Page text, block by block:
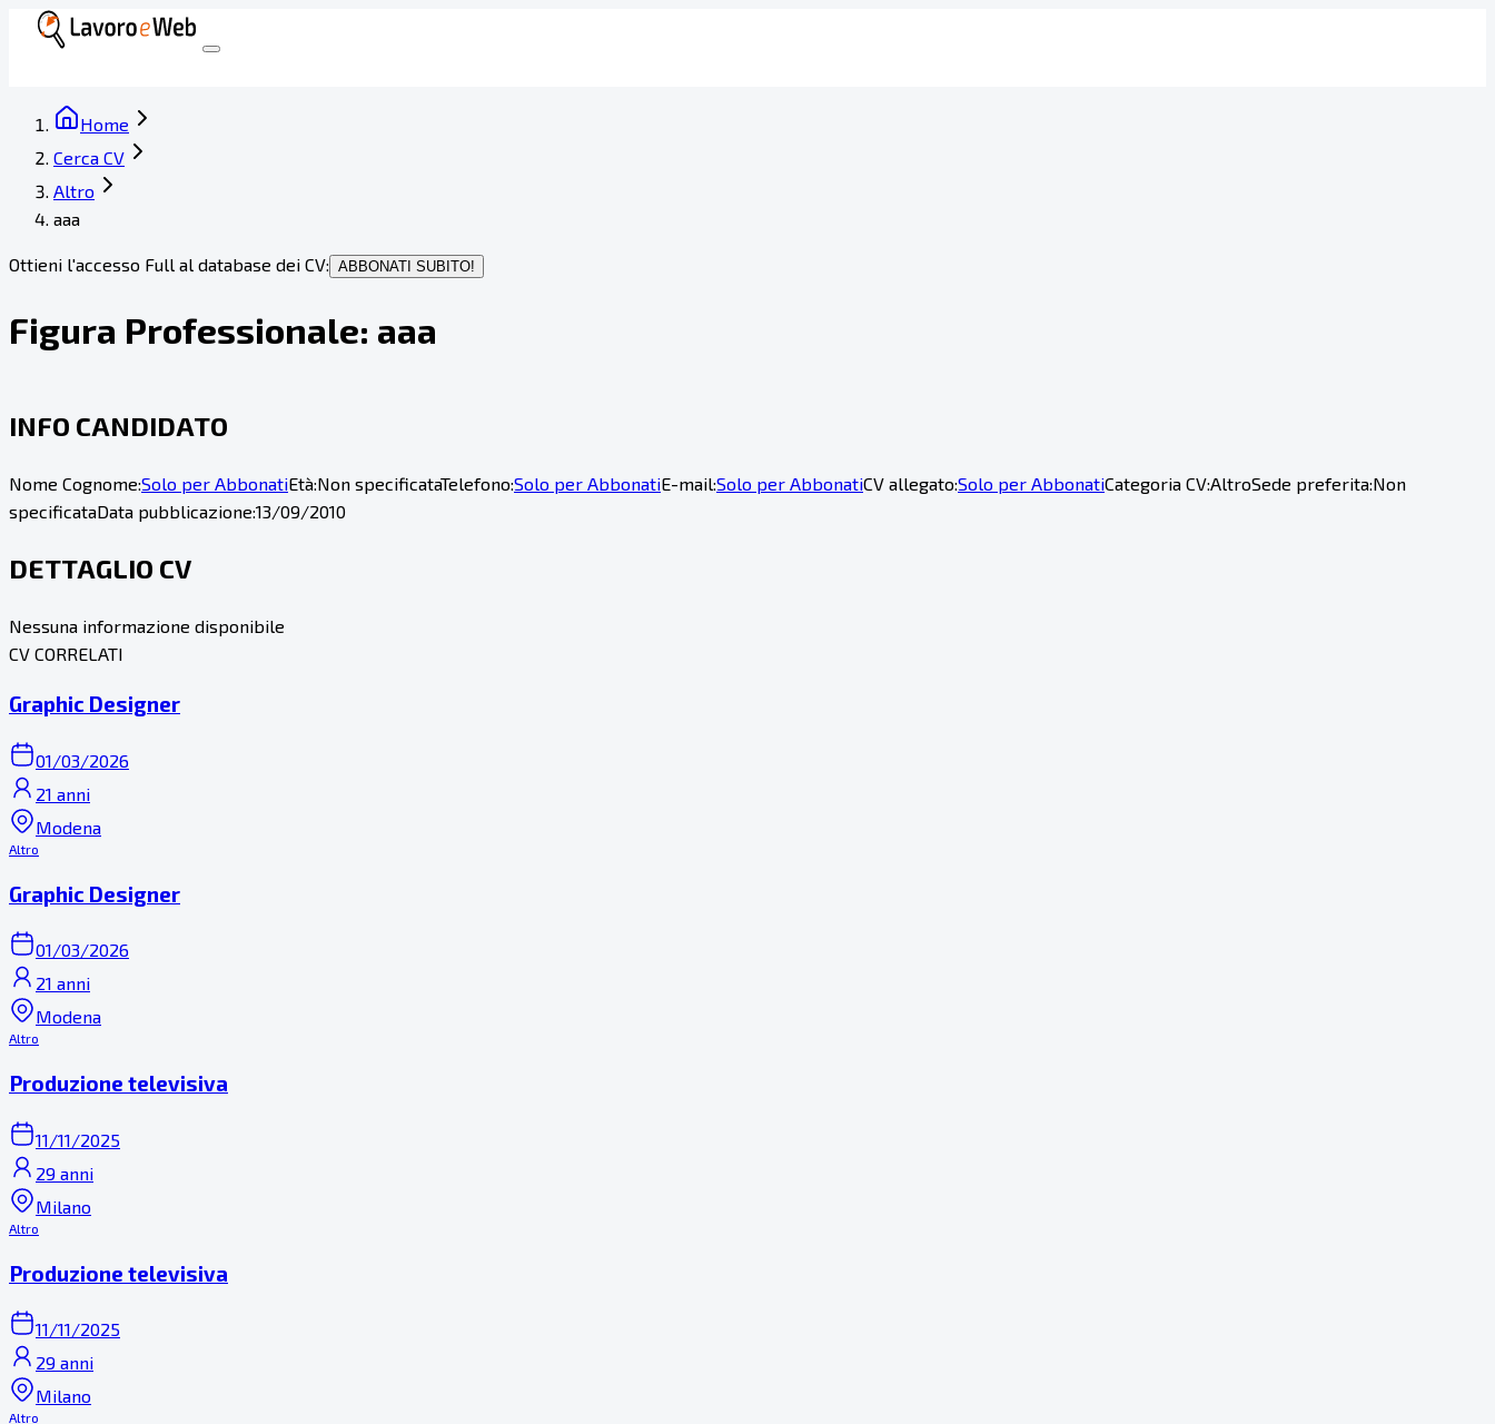
Home
Cerca CV
Altro
aaa
Ottieni l'accesso Full al database dei CV: ABBONATI SUBITO!
Figura Professionale: aaa
INFO CANDIDATO
Nome Cognome:Solo per AbbonatiEtà:Non specificataTelefono:Solo per AbbonatiE-mail:Solo per AbbonatiCV allegato:Solo per AbbonatiCategoria CV:AltroSede preferita:Non
specificataData pubblicazione:13/09/2010
DETTAGLIO CV
Nessuna informazione disponibile
CV CORRELATI
Graphic Designer
01/03/2026
21 anni
Modena
Altro
Graphic Designer
01/03/2026
21 anni
Modena
Altro
Produzione televisiva
11/11/2025
29 anni
Milano
Altro
Produzione televisiva
11/11/2025
29 anni
Milano
Altro